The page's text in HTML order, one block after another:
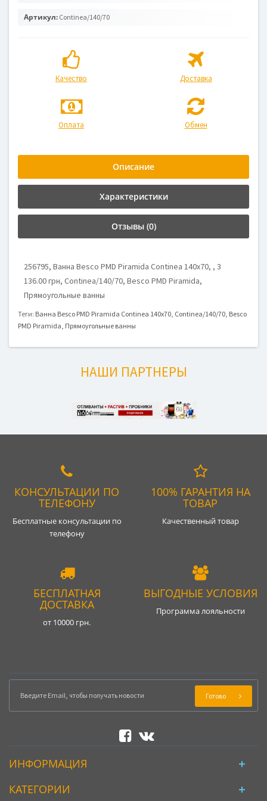
Артикул: Continea/140/70
Качество Доставка
Оплата Обмен
Описание
Характеристики
Отзывы (0)
256795, Ванна Besco PMD Piramida Continea 140x70, , 3
136.00 грн, Continea/140/70, Besco PMD Piramida,
Прямоугольные ванны
Теги: Ванна Besco PMD Piramida Continea 140x70, Continea/140/70, Besco
PMD Piramida, Прямоугольные ванны
НАШИ ПАРТНЕРЫ
КОНСУЛЬТАЦИИ ПО
ТЕЛЕФОНУ
Бесплатные консультации по
телефону
100% ГАРАНТИЯ НА
ТОВАР
Качественный товар
БЕСПЛАТНАЯ
ДОСТАВКА
от 10000 грн.
ВЫГОДНЫЕ УСЛОВИЯ
Программа лояльности
Готово
ИНФОРМАЦИЯ
КАТЕГОРИИ